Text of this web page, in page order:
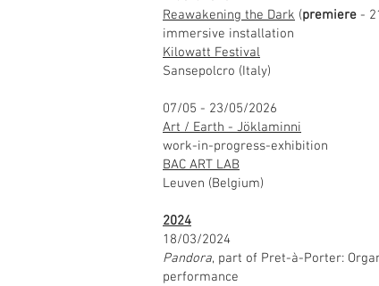
Reawakening the Dark (premiere -
immersive installation
Kilowatt Festival
Sansepolcro (Italy)
07/05 - 23/05/2026
Art / Earth - Jöklaminni
work-in-progress-exhibition
BAC ART LAB
Leuven (Belgium)
2024
18/03/2024
Pandora, part of Pret-à-Porter:
performance